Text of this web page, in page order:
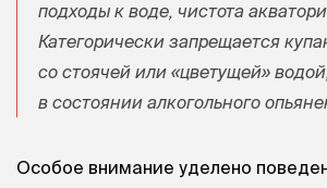
подходы к воде, чистота
Категорически запрещается
со стоячей или «цветущей»
в состоянии алкогольного
Особое внимание уделено